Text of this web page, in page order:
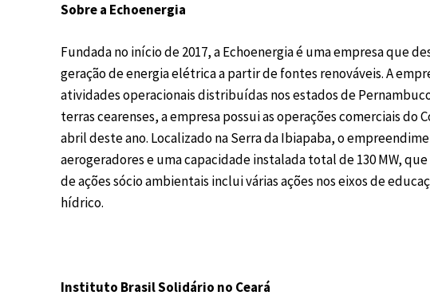
Sobre a Echoenergia
Fundada no início de 2017, a Echoenergia é uma empresa que
geração de energia elétrica a partir de fontes renováveis. A
atividades operacionais distribuídas nos estados de
terras cearenses, a empresa possui as operações comerciais do
abril deste ano. Localizado na Serra da Ibiapaba, o
aerogeradores e uma capacidade instalada total de 130 MW,
de ações sócio ambientais inclui várias ações nos eixos de
hídrico.
Instituto Brasil Solidário no Ceará